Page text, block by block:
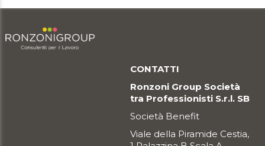
CONTATTI
Ronzoni Group Società
tra Professionisti S.r.l. SB
Società Benefit
Viale della Piramide Cestia,